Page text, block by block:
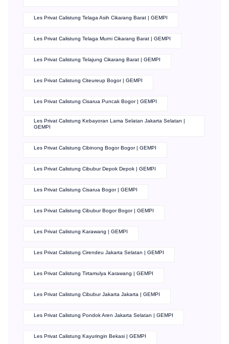
Les Privat Calistung Telaga Asih Cikarang Barat | GEMPI
Les Privat Calistung Telaga Murni Cikarang Barat | GEMPI
Les Privat Calistung Telajung Cikarang Barat | GEMPI
Les Privat Calistung Citeureup Bogor | GEMPI
Les Privat Calistung Cisarua Puncak Bogor | GEMPI
Les Privat Calistung Kebayoran Lama Selatan Jakarta Selatan |
GEMPI
Les Privat Calistung Cibinong Bogor Bogor | GEMPI
Les Privat Calistung Cibubur Depok Depok | GEMPI
Les Privat Calistung Cisarua Bogor | GEMPI
Les Privat Calistung Cibubur Bogor Bogor | GEMPI
Les Privat Calistung Karawang | GEMPI
Les Privat Calistung Cirendeu Jakarta Selatan | GEMPI
Les Privat Calistung Tirtamulya Karawang | GEMPI
Les Privat Calistung Cibubur Jakarta Jakarta | GEMPI
Les Privat Calistung Pondok Aren Jakarta Selatan | GEMPI
Les Privat Calistung Kayuringin Bekasi | GEMPI